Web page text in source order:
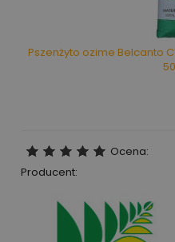
Pszenżyto ozime Belcanto
Ocena:
Producent: